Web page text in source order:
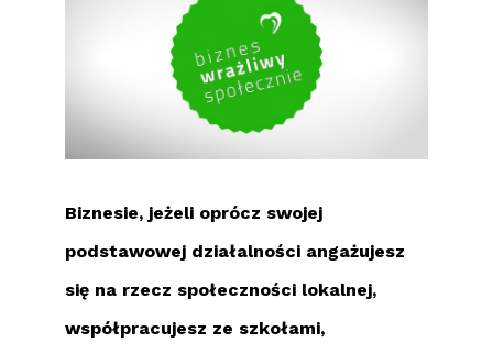
Biznesie, jeżeli oprócz swojej
podstawowej działalności angażujesz
się na rzecz społeczności lokalnej,
współpracujesz ze szkołami,